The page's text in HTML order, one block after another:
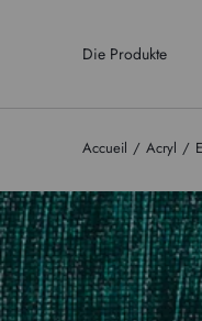
Die Produkte
Accueil Acryl